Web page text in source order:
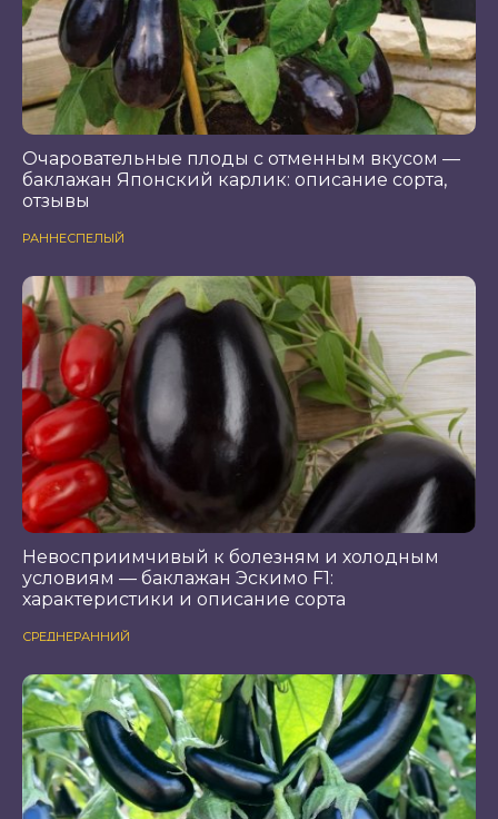
Очаровательные плоды с отменным вкусом —
баклажан Японский карлик: описание сорта,
отзывы
РАННЕСПЕЛЫЙ
Невосприимчивый к болезням и холодным
условиям — баклажан Эскимо F1:
характеристики и описание сорта
СРЕДНЕРАННИЙ